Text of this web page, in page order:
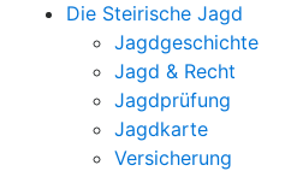
Die Steirische Jagd
Jagdgeschichte
Jagd & Recht
Jagdprüfung
Jagdkarte
Versicherung